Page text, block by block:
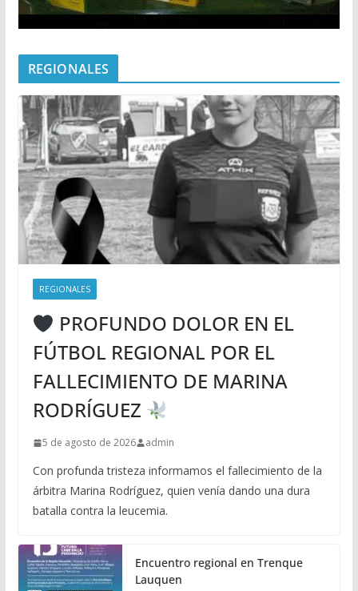
REGIONALES
REGIONALES
PROFUNDO DOLOR EN EL
FÚTBOL REGIONAL POR EL
FALLECIMIENTO DE MARINA
RODRÍGUEZ
5 de agosto de 2026 admin
Con profunda tristeza informamos el fallecimiento de la
árbitra Marina Rodríguez, quien venía dando una dura
batalla contra la leucemia.
Encuentro regional en Trenque
Lauquen